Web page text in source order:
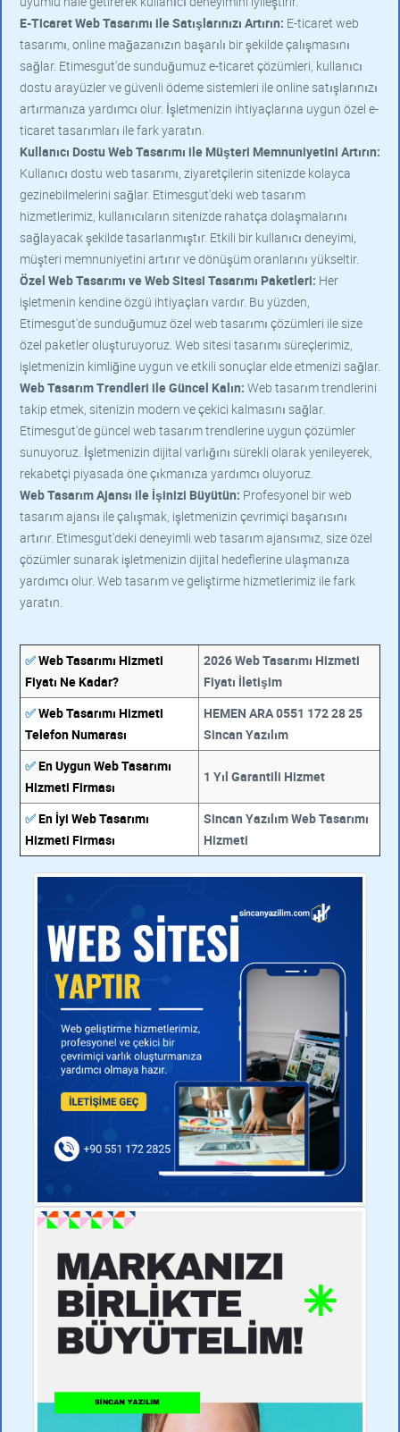
E-Ticaret Web Tasarımı ile Satışlarınızı Artırın: E-ticaret web
tasarımı, online mağazanızın başarılı bir şekilde çalışmasını
sağlar. Etimesgut'de sunduğumuz e-ticaret çözümleri, kullanıcı
dostu arayüzler ve güvenli ödeme sistemleri ile online satışlarınızı
artırmanıza yardımcı olur. İşletmenizin ihtiyaçlarına uygun özel e-
ticaret tasarımları ile fark yaratın.
Kullanıcı Dostu Web Tasarımı ile Müşteri Memnuniyetini Artırın:
Kullanıcı dostu web tasarımı, ziyaretçilerin sitenizde kolayca
gezinebilmelerini sağlar. Etimesgut'deki web tasarım
hizmetlerimiz, kullanıcıların sitenizde rahatça dolaşmalarını
sağlayacak şekilde tasarlanmıştır. Etkili bir kullanıcı deneyimi,
müşteri memnuniyetini artırır ve dönüşüm oranlarını yükseltir.
Özel Web Tasarımı ve Web Sitesi Tasarımı Paketleri: Her
işletmenin kendine özgü ihtiyaçları vardır. Bu yüzden,
Etimesgut'de sunduğumuz özel web tasarımı çözümleri ile size
özel paketler oluşturuyoruz. Web sitesi tasarımı süreçlerimiz,
işletmenizin kimliğine uygun ve etkili sonuçlar elde etmenizi sağlar.
Web Tasarım Trendleri ile Güncel Kalın: Web tasarım trendlerini
takip etmek, sitenizin modern ve çekici kalmasını sağlar.
Etimesgut'de güncel web tasarım trendlerine uygun çözümler
sunuyoruz. İşletmenizin dijital varlığını sürekli olarak yenileyerek,
rekabetçi piyasada öne çıkmanıza yardımcı oluyoruz.
Web Tasarım Ajansı ile İşinizi Büyütün: Profesyonel bir web
tasarım ajansı ile çalışmak, işletmenizin çevrimiçi başarısını
artırır. Etimesgut'deki deneyimli web tasarım ajansımız, size özel
çözümler sunarak işletmenizin dijital hedeflerine ulaşmanıza
yardımcı olur. Web tasarım ve geliştirme hizmetlerimiz ile fark
yaratın.
✅Web Tasarımı Hizmeti
Fiyatı Ne Kadar?
2026 Web Tasarımı Hizmeti
Fiyatı İletişim
✅Web Tasarımı Hizmeti
Telefon Numarası
HEMEN ARA 0551 172 28 25
Sincan Yazılım
✅En Uygun Web Tasarımı
Hizmeti Firması
1 Yıl Garantili Hizmet
✅En İyi Web Tasarımı
Hizmeti Firması
Sincan Yazılım Web Tasarımı
Hizmeti